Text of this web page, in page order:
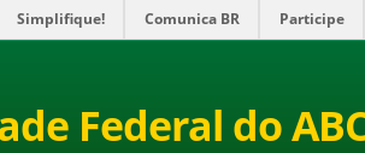
Simplifique! Comunica BR Participe
Federal do